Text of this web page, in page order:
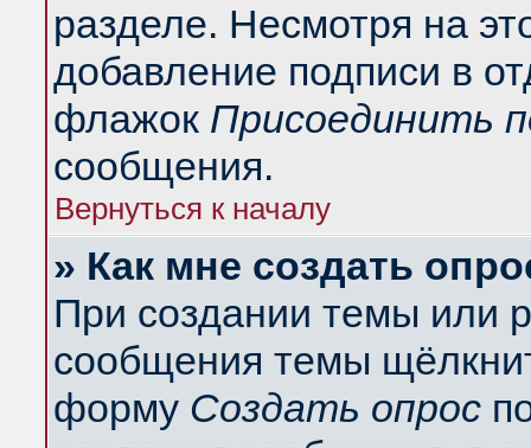
разделе. Несмотря на
добавление подписи в
флажок Присоединить
сообщения.
Вернуться к началу
» Как мне создать
При создании темы или
сообщения темы
форму Создать опрос